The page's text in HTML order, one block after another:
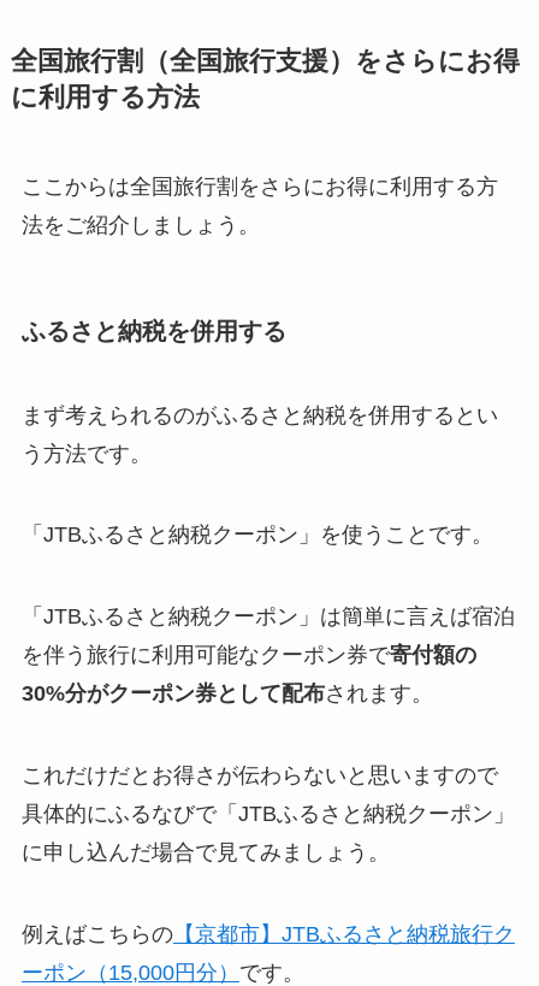
全国旅行割（全国旅行支援）をさらにお得
に利用する方法
ここからは全国旅行割をさらにお得に利用する方
法をご紹介しましょう。
ふるさと納税を併用する
まず考えられるのがふるさと納税を併用するとい
う方法です。
「JTBふるさと納税クーポン」を使うことです。
「JTBふるさと納税クーポン」は簡単に言えば宿泊
を伴う旅行に利用可能なクーポン券で寄付額の
30%分がクーポン券として配布されます。
これだけだとお得さが伝わらないと思いますので
具体的にふるなびで「JTBふるさと納税クーポン」
に申し込んだ場合で見てみましょう。
例えばこちらの【京都市】JTBふるさと納税旅行ク
ーポン（15,000円分） です。